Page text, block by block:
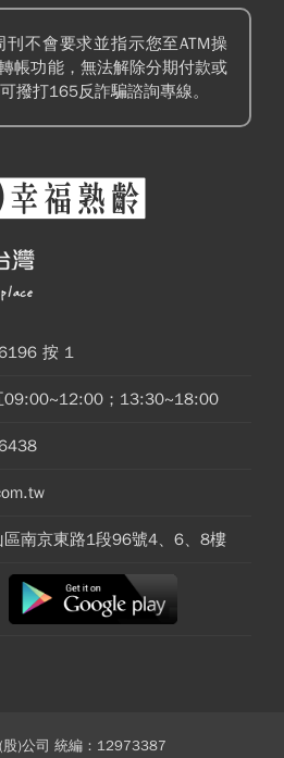
刊不會要求並指示您至ATM操
帳功能，無法解除分期付款或
撥打165反詐騙諮詢專線。
按 1
09:00~12:00；13:30~18:00
南京東路1段96號4、6、8樓
股)公司 統編：12973387